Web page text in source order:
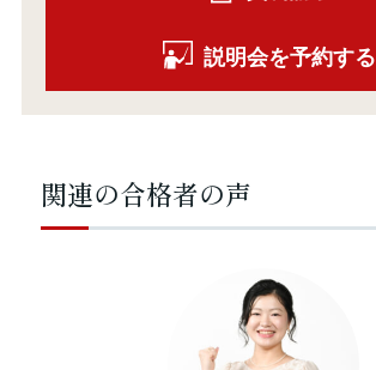
説明会を予約する
関連の合格者の声